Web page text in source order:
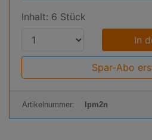
Inhalt: 6 Stück
r
d
k
t
Spar-Abo
Artikelnummer: lpm2n